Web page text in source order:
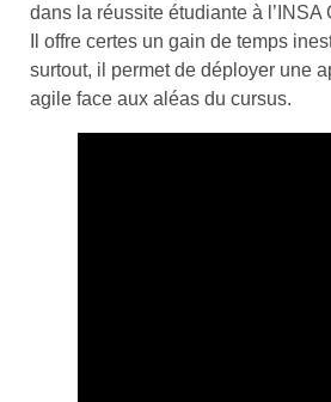
dans la réussite étudiante à l’INSA
Il offre certes un gain de temps
surtout, il permet de déployer une
agile face aux aléas du cursus.